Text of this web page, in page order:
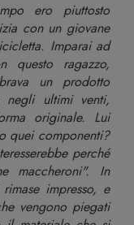
ero piuttosto
con un giovane
Imparai ad
ragazzo,
un prodotto
negli ultimi venti,
originale. Lui
quei componenti?
perché
maccheroni". In
impresso, e
vengono piegati